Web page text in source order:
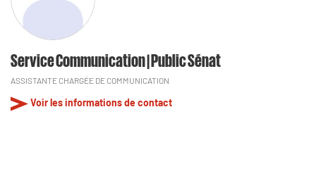
Service Communication | Public Sénat
ASSISTANTE CHARGÉE DE COMMUNICATION
Voir les informations de contact